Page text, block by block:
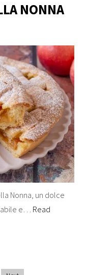
NONNA
Nonna, un dolce
e… Read